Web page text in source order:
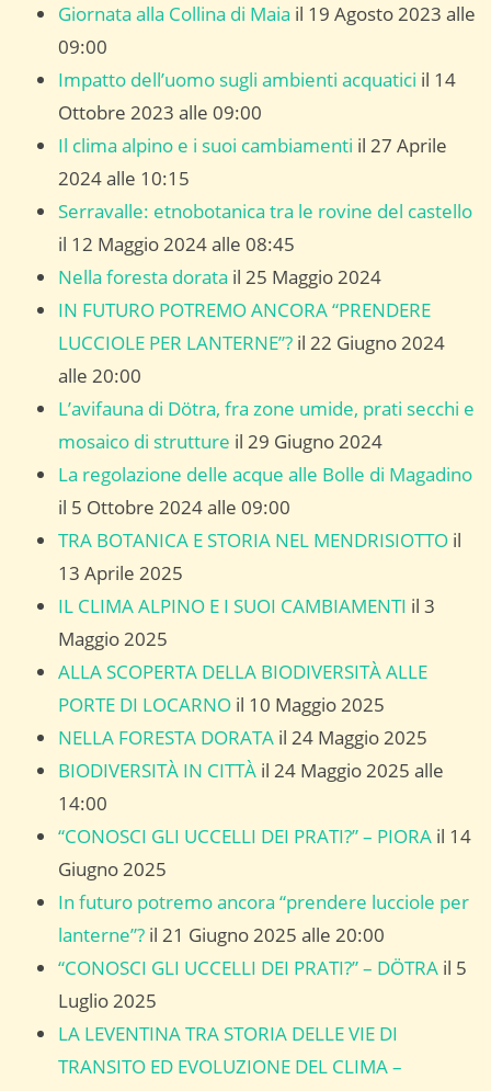
Giornata alla Collina di Maia il 19 Agosto 2023 alle
09:00
Impatto dell’uomo sugli ambienti acquatici il 14
Ottobre 2023 alle 09:00
Il clima alpino e i suoi cambiamenti il 27 Aprile
2024 alle 10:15
Serravalle: etnobotanica tra le rovine del castello
il 12 Maggio 2024 alle 08:45
Nella foresta dorata il 25 Maggio 2024
IN FUTURO POTREMO ANCORA “PRENDERE
LUCCIOLE PER LANTERNE”? il 22 Giugno 2024
alle 20:00
L’avifauna di Dötra, fra zone umide, prati secchi e
mosaico di strutture il 29 Giugno 2024
La regolazione delle acque alle Bolle di Magadino
il 5 Ottobre 2024 alle 09:00
TRA BOTANICA E STORIA NEL MENDRISIOTTO il
13 Aprile 2025
IL CLIMA ALPINO E I SUOI CAMBIAMENTI il 3
Maggio 2025
ALLA SCOPERTA DELLA BIODIVERSITÀ ALLE
PORTE DI LOCARNO il 10 Maggio 2025
NELLA FORESTA DORATA il 24 Maggio 2025
BIODIVERSITÀ IN CITTÀ il 24 Maggio 2025 alle
14:00
“CONOSCI GLI UCCELLI DEI PRATI?” – PIORA il 14
Giugno 2025
In futuro potremo ancora “prendere lucciole per
lanterne”? il 21 Giugno 2025 alle 20:00
“CONOSCI GLI UCCELLI DEI PRATI?” – DÖTRA il 5
Luglio 2025
LA LEVENTINA TRA STORIA DELLE VIE DI
TRANSITO ED EVOLUZIONE DEL CLIMA –